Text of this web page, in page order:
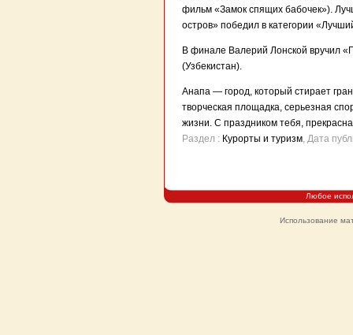
фильм «Замок спящих бабочек»).
остров» победил в категории
В финале Валерий Лонской вручил
(Узбекистан).
Анапа — город, который стирает
творческая площадка, серьезная
жизни. С праздником тебя,
Раздел : Курорты и туризм, Дата
Любое
Использование